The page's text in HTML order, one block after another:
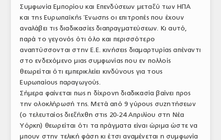
ΥΠΗΡΕΣΙΕΣ
ΕΜΠΟΡΙΚΟΙ ΑΝΤΙΠΡΟΣΩΠΟΙ
ΝΟΜΟΘΕΣΙΑ
ΕΛΛΗΝΙΚΗ ΝΟΜΟΘΕΣΙΑ
ΕΥΡΩΠΑΪΚΗ ΝΟΜΟΘΕΣΙΑ
ΤΟ ΠΕΡΙΟΔΙΚΟ
Profile
Συμφωνία Εμπορίου και Επενδύσεων μεταξύ των ΗΠΑ
και της Ευρωπαϊκής Ένωσης οι επιτροπές που έχουν
αναλάβει τις διαδικασίες διαπραγματεύσεων. Κι αυτό,
παρά το γεγονός ότι όλο και περισσότερο
αναπτύσσονται στην Ε.Ε. κινήσεις διαμαρτυρίας απέναντι
στο ενδεχόμενο μιας συμφωνίας που εν πολλοίς
θεωρείται ότι εμπερικλείει κινδύνους για τους
Ευρωπαίους παραγωγούς.
Σήμερα φαίνεται πως η δίχρονη διαδικασία βαίνει προς
την ολοκλήρωσή της. Μετά από 9 γύρους συζητήσεων
(ο τελευταίος διεξήχθη στις 20-24 Απριλίου στη Νέα
Υόρκη) θεωρείται ότι τα πράγματα είναι ώριμα ώστε να
μπουν στην τελική φάση κι έτσι αναμένεται η συμφωνία